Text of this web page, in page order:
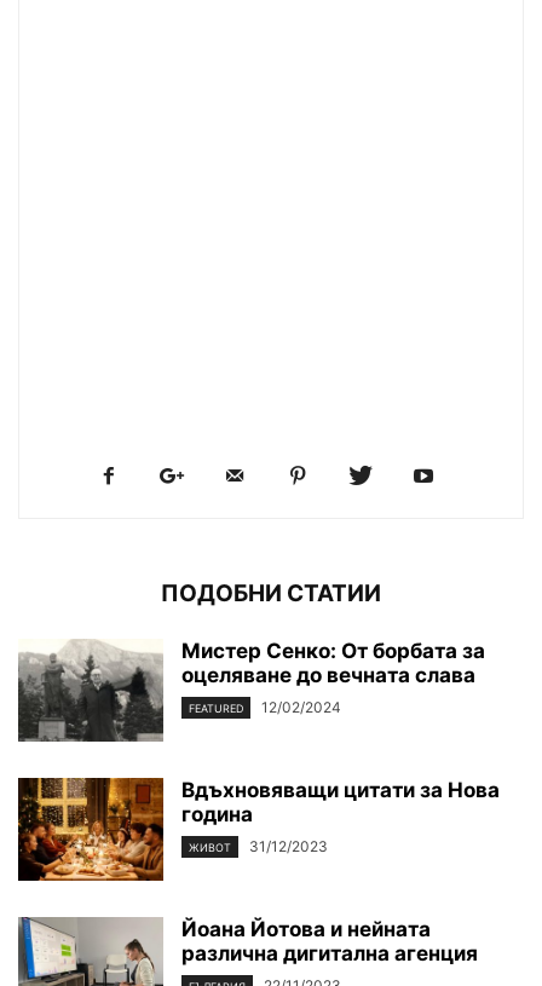
ПОДОБНИ СТАТИИ
Мистер Сенко: От борбата за
оцеляване до вечната слава
FEATURED 12/02/2024
Вдъхновяващи цитати за Нова
година
ЖИВОТ 31/12/2023
Йоана Йотова и нейната
различна дигитална агенция